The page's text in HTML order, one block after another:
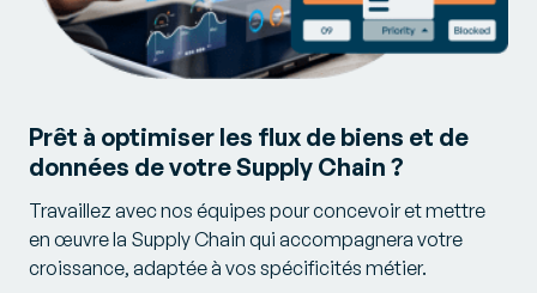
Prêt à optimiser les flux de biens et de
données de votre Supply Chain ?
Travaillez avec nos équipes pour concevoir et mettre
en œuvre la Supply Chain qui accompagnera votre
croissance, adaptée à vos spécificités métier.